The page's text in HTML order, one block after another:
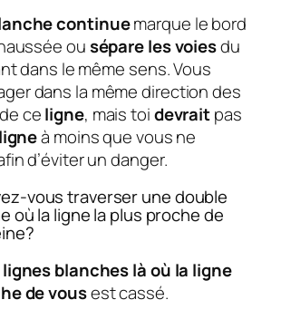
continuemarque le bord
ousépare les voiesdu
dans le même sens. Vous
dans la même direction des
celigne, mais toidevraitpas
ligneà moins que vous ne
d’éviter un danger.
vous traverser une double
où la ligne la plus proche de
blanches là où la ligne
de vousest cassé.